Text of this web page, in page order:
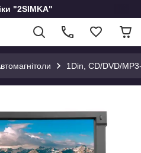
"2SIMKA"
1Din, CD/DVD/